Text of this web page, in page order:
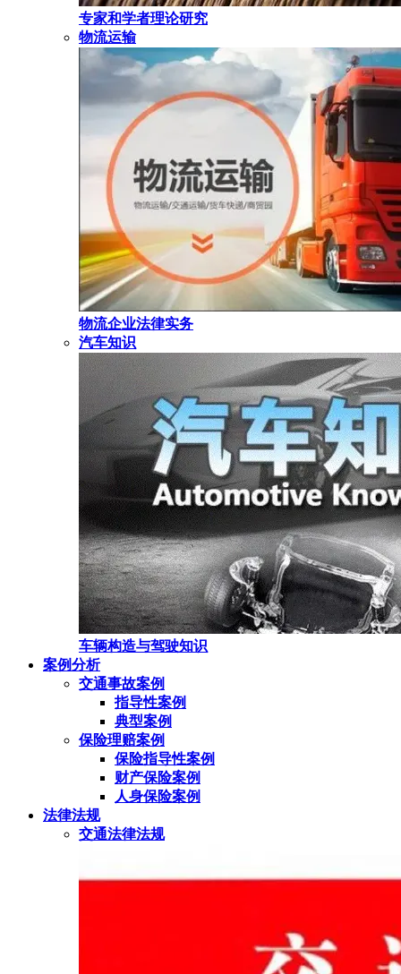
专家和学者理论研究
物流运输
物流企业法律实务
汽车知识
车辆构造与驾驶知识
案例分析
交通事故案例
指导性案例
典型案例
保险理赔案例
保险指导性案例
财产保险案例
人身保险案例
法律法规
交通法律法规